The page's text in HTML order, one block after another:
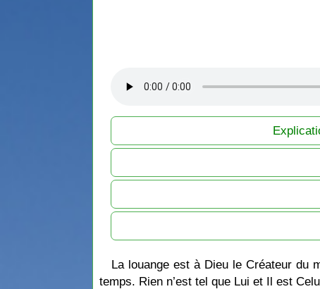
La louange est à Dieu le Créateur du
temps. Rien n’est tel que Lui et Il est